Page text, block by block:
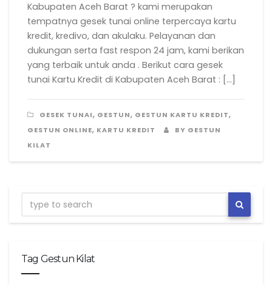
Kabupaten Aceh Barat ? kami merupakan
tempatnya gesek tunai online terpercaya kartu
kredit, kredivo, dan akulaku. Pelayanan dan
dukungan serta fast respon 24 jam, kami berikan
yang terbaik untuk anda . Berikut cara gesek
tunai Kartu Kredit di Kabupaten Aceh Barat : […]
GESEK TUNAI, GESTUN, GESTUN KARTU KREDIT,
GESTUN ONLINE, KARTU KREDIT
BY GESTUN
KILAT
Tag Gestun Kilat